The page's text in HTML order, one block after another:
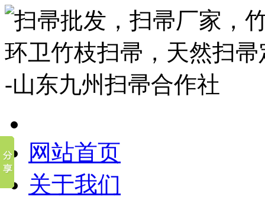
网站首页
关于我们